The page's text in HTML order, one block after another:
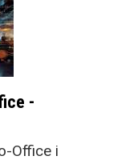
-
Office i